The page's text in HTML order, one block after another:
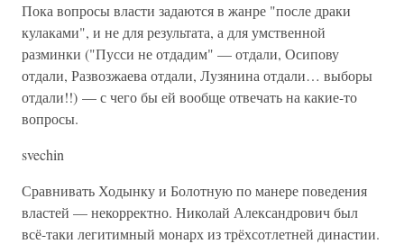
Пока вопросы власти задаются в жанре "после драки
кулаками", и не для результата, а для умственной
разминки ("Пусси не отдадим" — отдали, Осипову
отдали, Развозжаева отдали, Лузянина отдали… выборы
отдали!!) — с чего бы ей вообще отвечать на какие-то
вопросы.
svechin
Сравнивать Ходынку и Болотную по манере поведения
властей — некорректно. Николай Александрович был
всё-таки легитимный монарх из трёхсотлетней династии.